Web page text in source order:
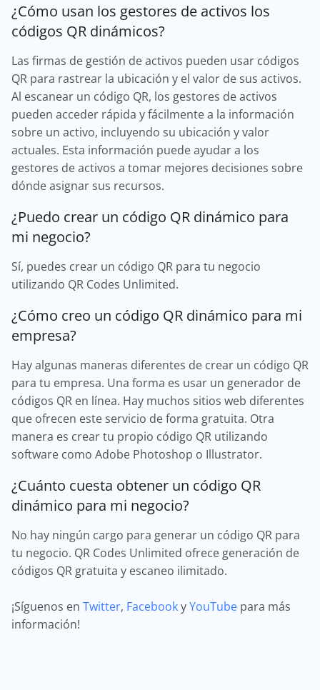
¿Cómo usan los gestores de activos los
códigos QR dinámicos?
Las firmas de gestión de activos pueden usar códigos
QR para rastrear la ubicación y el valor de sus activos.
Al escanear un código QR, los gestores de activos
pueden acceder rápida y fácilmente a la información
sobre un activo, incluyendo su ubicación y valor
actuales. Esta información puede ayudar a los
gestores de activos a tomar mejores decisiones sobre
dónde asignar sus recursos.
¿Puedo crear un código QR dinámico para
mi negocio?
Sí, puedes crear un código QR para tu negocio
utilizando QR Codes Unlimited.
¿Cómo creo un código QR dinámico para mi
empresa?
Hay algunas maneras diferentes de crear un código QR
para tu empresa. Una forma es usar un generador de
códigos QR en línea. Hay muchos sitios web diferentes
que ofrecen este servicio de forma gratuita. Otra
manera es crear tu propio código QR utilizando
software como Adobe Photoshop o Illustrator.
¿Cuánto cuesta obtener un código QR
dinámico para mi negocio?
No hay ningún cargo para generar un código QR para
tu negocio. QR Codes Unlimited ofrece generación de
códigos QR gratuita y escaneo ilimitado.
¡Síguenos en Twitter, FacebookyYouTube para más
información!